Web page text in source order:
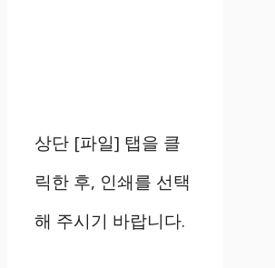
상단 [파일] 탭을 클
릭한 후, 인쇄를 선택
해 주시기 바랍니다.